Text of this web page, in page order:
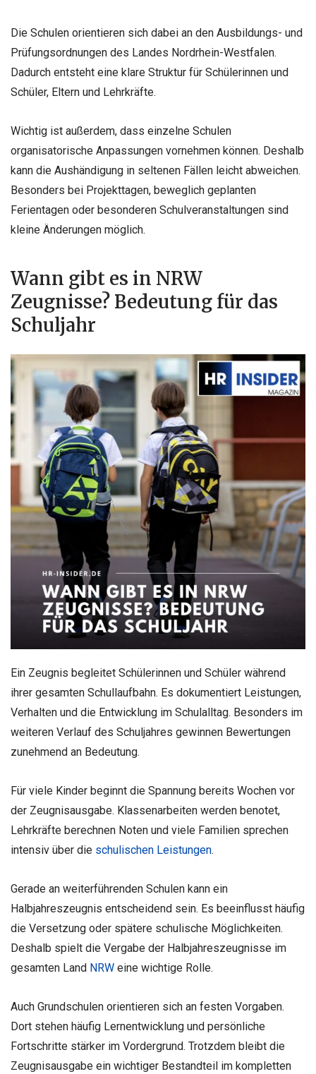
Die Schulen orientieren sich dabei an den Ausbildungs- und
Prüfungsordnungen des Landes Nordrhein-Westfalen.
Dadurch entsteht eine klare Struktur für Schülerinnen und
Schüler, Eltern und Lehrkräfte.
Wichtig ist außerdem, dass einzelne Schulen
organisatorische Anpassungen vornehmen können. Deshalb
kann die Aushändigung in seltenen Fällen leicht abweichen.
Besonders bei Projekttagen, beweglich geplanten
Ferientagen oder besonderen Schulveranstaltungen sind
kleine Änderungen möglich.
Wann gibt es in NRW
Zeugnisse? Bedeutung für das
Schuljahr
Ein Zeugnis begleitet Schülerinnen und Schüler während
ihrer gesamten Schullaufbahn. Es dokumentiert Leistungen,
Verhalten und die Entwicklung im Schulalltag. Besonders im
weiteren Verlauf des Schuljahres gewinnen Bewertungen
zunehmend an Bedeutung.
Für viele Kinder beginnt die Spannung bereits Wochen vor
der Zeugnisausgabe. Klassenarbeiten werden benotet,
Lehrkräfte berechnen Noten und viele Familien sprechen
intensiv über die schulischen Leistungen.
Gerade an weiterführenden Schulen kann ein
Halbjahreszeugnis entscheidend sein. Es beeinflusst häufig
die Versetzung oder spätere schulische Möglichkeiten.
Deshalb spielt die Vergabe der Halbjahreszeugnisse im
gesamten Land NRW eine wichtige Rolle.
Auch Grundschulen orientieren sich an festen Vorgaben.
Dort stehen häufig Lernentwicklung und persönliche
Fortschritte stärker im Vordergrund. Trotzdem bleibt die
Zeugnisausgabe ein wichtiger Bestandteil im kompletten